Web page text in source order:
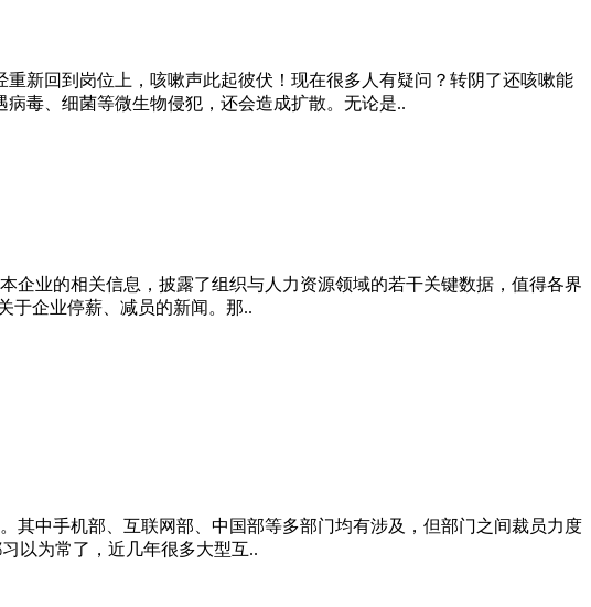
新回到岗位上，咳嗽声此起彼伏！现在很多人有疑问？转阴了还咳嗽能
毒、细菌等微生物侵犯，还会造成扩散。无论是..
企业的相关信息，披露了组织与人力资源领域的若干关键数据，值得各界
于企业停薪、减员的新闻。那..
其中手机部、互联网部、中国部等多部门均有涉及，但部门之间裁员力度
以为常了，近几年很多大型互..